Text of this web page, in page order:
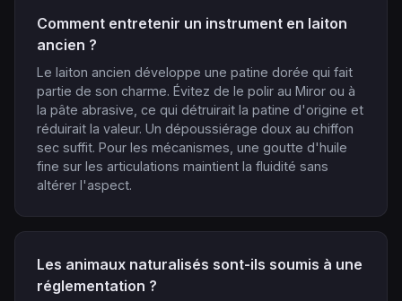
Comment entretenir un instrument en laiton
ancien ?
Le laiton ancien développe une patine dorée qui fait
partie de son charme. Évitez de le polir au Miror ou à
la pâte abrasive, ce qui détruirait la patine d'origine et
réduirait la valeur. Un dépoussiérage doux au chiffon
sec suffit. Pour les mécanismes, une goutte d'huile
fine sur les articulations maintient la fluidité sans
altérer l'aspect.
Les animaux naturalisés sont-ils soumis à une
réglementation ?